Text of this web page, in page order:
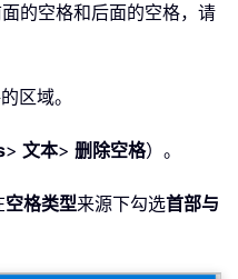
的空格和后面的空格，请
区域。
> 文本> 删除空格）。
空格类型来源下勾选首部与